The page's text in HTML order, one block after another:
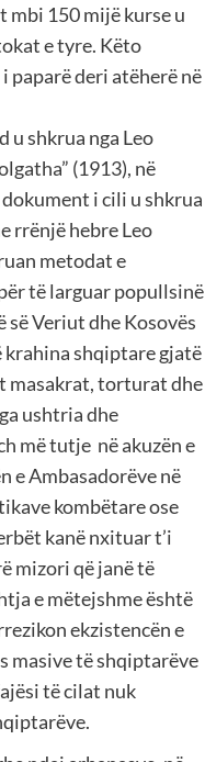
mbi 150 mijë kurse u
e tyre. Këto
paparë deri atëherë në
u shkrua nga Leo
(1913), në
i cili u shkrua
rrënjë hebre Leo
metodat e
të larguar popullsinë
Veriut dhe Kosovës
shqiptare gjatë
masakrat, torturat dhe
ushtria dhe
më tutje në akuzën e
e Ambasadorëve në
kombëtare ose
kanë nxituar t’i
mizori që janë të
e mëtejshme është
ekzistencën e
masive të shqiptarëve
të cilat nuk